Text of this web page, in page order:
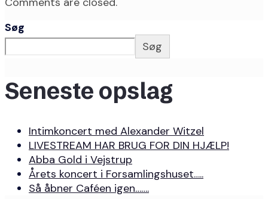
Søg
Søg
Seneste opslag
Intimkoncert med Alexander Witzel
LIVESTREAM HAR BRUG FOR DIN HJÆLP!
Abba Gold i Vejstrup
Årets koncert i Forsamlingshuset…..
Så åbner Caféen igen…….